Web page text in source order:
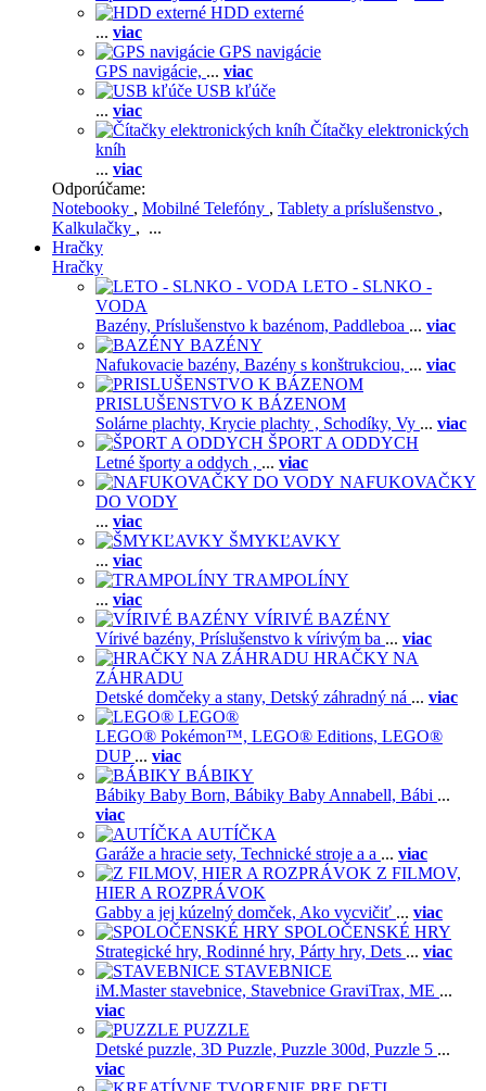
HDD externé
... viac
GPS navigácie
GPS navigácie, ... viac
USB kľúče
... viac
Čítačky elektronických
kníh
... viac
Odporúčame:
Notebooky , Mobilné Telefóny , Tablety a príslušenstvo ,
Kalkulačky , ...
Hračky
Hračky
LETO - SLNKO -
VODA
Bazény, Príslušenstvo k bazénom, Paddleboa ... viac
BAZÉNY
Nafukovacie bazény, Bazény s konštrukciou, ... viac
PRISLUŠENSTVO K BÁZENOM
Solárne plachty, Krycie plachty , Schodíky, Vy ... viac
ŠPORT A ODDYCH
Letné športy a oddych , ... viac
NAFUKOVAČKY
DO VODY
... viac
ŠMYKĽAVKY
... viac
TRAMPOLÍNY
... viac
VÍRIVÉ BAZÉNY
Vírivé bazény, Príslušenstvo k vírivým ba ... viac
HRAČKY NA
ZÁHRADU
Detské domčeky a stany, Detský záhradný ná ... viac
LEGO®
LEGO® Pokémon™, LEGO® Editions, LEGO®
DUP ... viac
BÁBIKY
Bábiky Baby Born, Bábiky Baby Annabell, Bábi ...
viac
AUTÍČKA
Garáže a hracie sety, Technické stroje a a ... viac
Z FILMOV,
HIER A ROZPRÁVOK
Gabby a jej kúzelný domček, Ako vycvičiť ... viac
SPOLOČENSKÉ HRY
Strategické hry, Rodinné hry, Párty hry, Dets ... viac
STAVEBNICE
iM.Master stavebnice, Stavebnice GraviTrax, ME ...
viac
PUZZLE
Detské puzzle, 3D Puzzle, Puzzle 300d, Puzzle 5 ...
viac